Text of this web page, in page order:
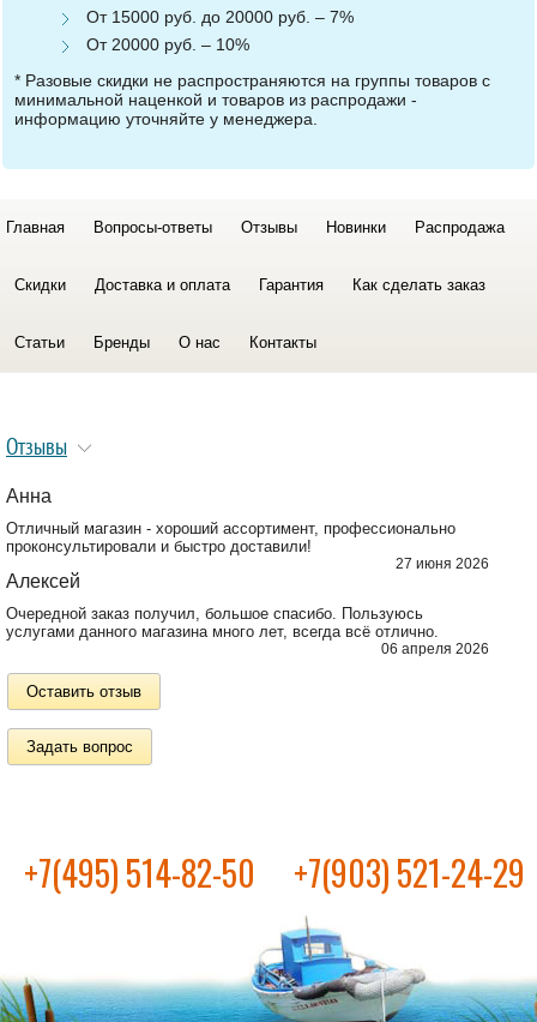
От 15000 руб. до 20000 руб. – 7%
От 20000 руб. – 10%
* Разовые скидки не распространяются на группы товаров с
минимальной наценкой и товаров из распродажи -
информацию уточняйте у менеджера.
Главная Вопросы-ответы Отзывы Новинки Распродажа
Скидки Доставка и оплата Гарантия Как сделать заказ
Статьи Бренды О нас Контакты
Отзывы
Анна
Отличный магазин - хороший ассортимент, профессионально
проконсультировали и быстро доставили!
27 июня 2026
Алексей
Очередной заказ получил, большое спасибо. Пользуюсь
услугами данного магазина много лет, всегда всё отлично.
06 апреля 2026
Оставить отзыв
Задать вопрос
+7(495) 514-82-50 +7(903) 521-24-29